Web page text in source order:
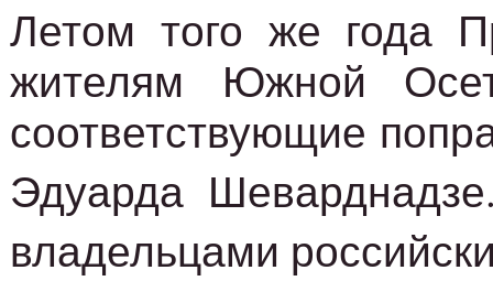
Летом того же года
жителям Южной
соответствующие
Эдуарда
владельцами